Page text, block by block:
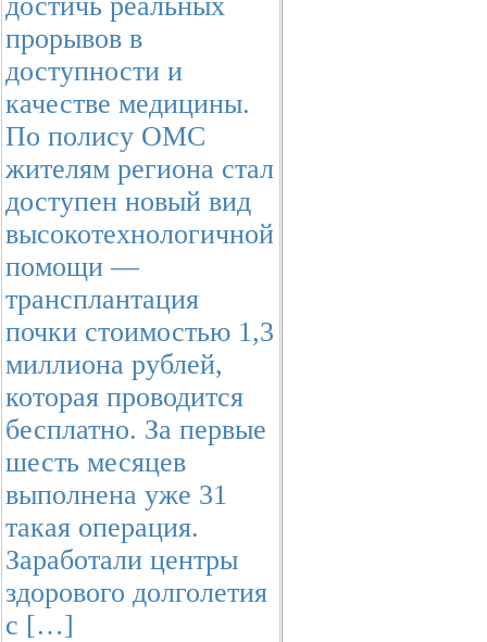
прорывов в
доступности и
качестве медицины.
По полису ОМС
жителям региона стал
доступен новый вид
высокотехнологичной
помощи —
трансплантация
почки стоимостью 1,3
миллиона рублей,
которая проводится
бесплатно. За первые
шесть месяцев
выполнена уже 31
такая операция.
Заработали центры
здорового долголетия
с […]